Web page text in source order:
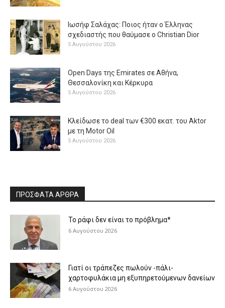
Ιωσήφ Σαλάχας: Ποιος ήταν ο Έλληνας
σχεδιαστής που θαύμασε ο Christian Dior
5 Αυγούστου 2026
Open Days της Emirates σε Αθήνα,
Θεσσαλονίκη και Κέρκυρα
5 Αυγούστου 2026
Κλείδωσε το deal των €300 εκατ. του Aktor
με τη Μotor Oil
5 Αυγούστου 2026
ΠΡΟΣΦΑΤΑ ΑΡΘΡΑ
Το ράφι δεν είναι το πρόβλημα*
6 Αυγούστου 2026
Γιατί οι τράπεζες πωλούν -πάλι-
χαρτοφυλάκια μη εξυπηρετούμενων δανείων
6 Αυγούστου 2026